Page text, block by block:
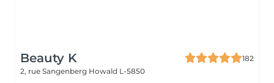
Beauty K
182
2, rue Sangenberg Howald L-5850